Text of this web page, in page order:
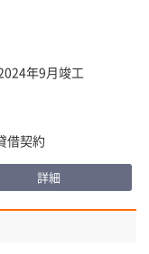
年9月竣工
借契約
詳細